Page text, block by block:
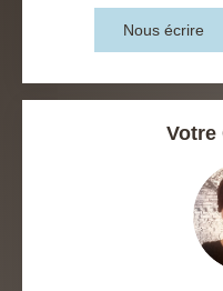
Nous écrire
Votre